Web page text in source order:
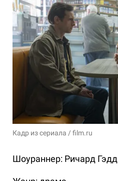
Кадр из сериала / film.ru
Шоураннер: Ричард Гэдд